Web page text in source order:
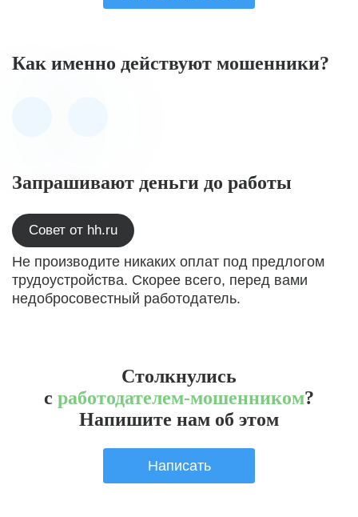
Как именно действуют мошенники?
Запрашивают деньги до работы
Совет от hh.ru
Не производите никаких оплат под предлогом
трудоустройства. Скорее всего, перед вами
недобросовестный работодатель.
Столкнулись
с работодателем-мошенником?
Напишите нам об этом
Написать